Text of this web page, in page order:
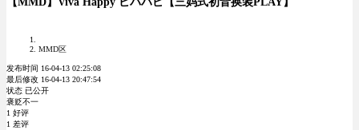
MMD区
发布时间 16-04-13 02:25:08
最后修改 16-04-13 20:47:54
状态 已公开
褒贬不一
1 好评
1 差评